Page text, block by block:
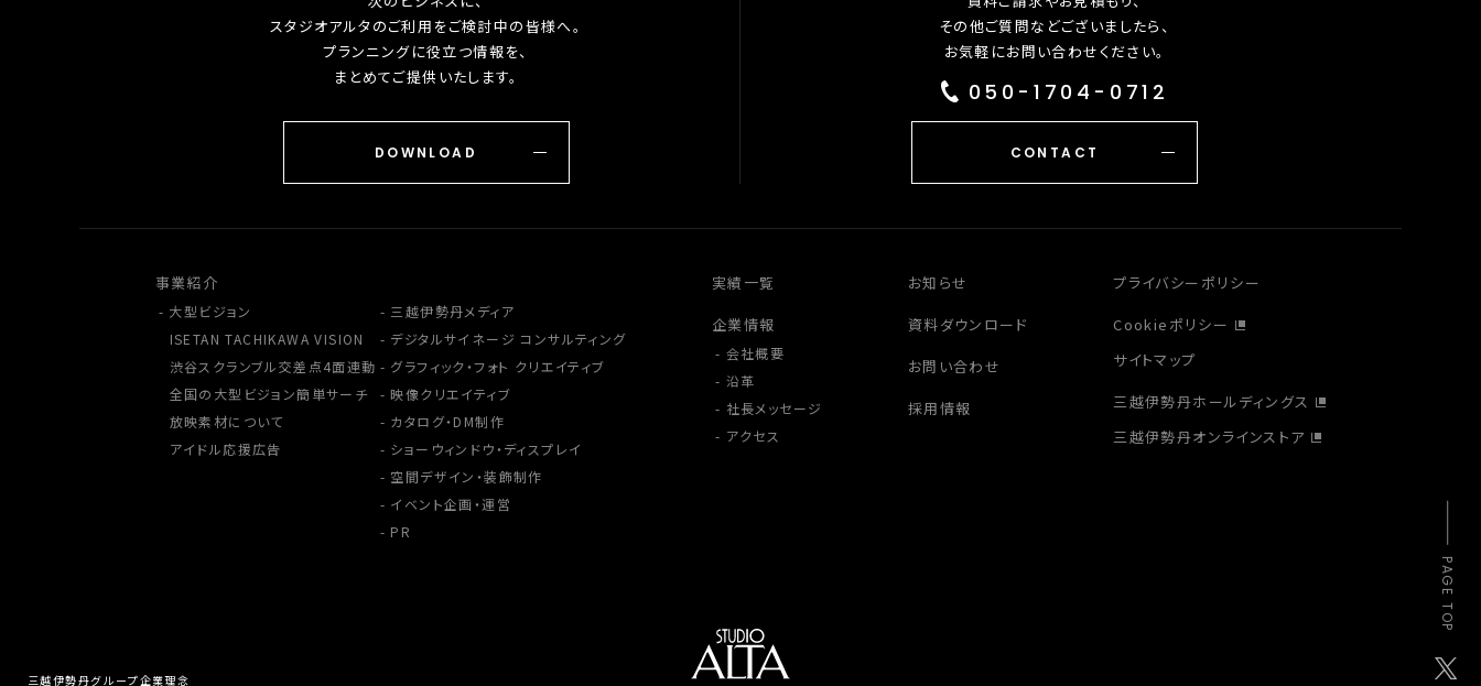
スタジオアルタのご利用をご検討中の皆様へ。
プランニングに役立つ情報を、
まとめてご提供いたします。
DOWNLOAD
その他ご質問などございましたら、
お気軽にお問い合わせください。
050-1704-0712
CONTACT
事業紹介
大型ビジョン
ISETAN TACHIKAWA VISION
渋谷スクランブル交差点4面連動
全国の大型ビジョン簡単サーチ
放映素材について
アイドル応援広告
三越伊勢丹メディア
デジタルサイネージ コンサルティング
グラフィック・フォト クリエイティブ
映像クリエイティブ
カタログ・DM制作
ショーウィンドウ・ディスプレイ
空間デザイン・装飾制作
イベント企画・運営
PR
実績一覧
企業情報
会社概要
沿革
社長メッセージ
アクセス
お知らせ
資料ダウンロード
お問い合わせ
採用情報
プライバシーポリシー
Cookieポリシー
サイトマップ
三越伊勢丹ホールディングス
三越伊勢丹オンラインストア
三越伊勢丹グループ企業理念
PAGE TOP